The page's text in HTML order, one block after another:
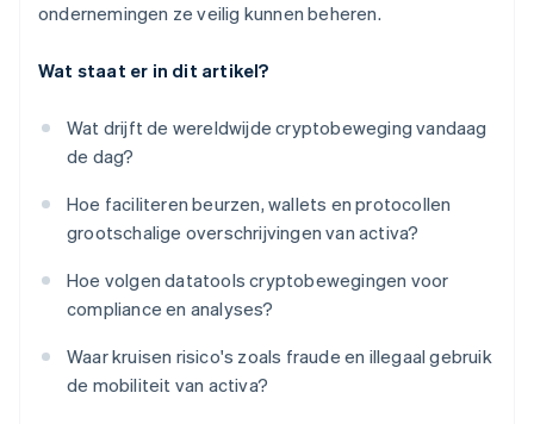
ondernemingen ze veilig kunnen beheren.
Wat staat er in dit artikel?
Wat drijft de wereldwijde cryptobeweging vandaag
de dag?
Hoe faciliteren beurzen, wallets en protocollen
grootschalige overschrijvingen van activa?
Hoe volgen datatools cryptobewegingen voor
compliance en analyses?
Waar kruisen risico's zoals fraude en illegaal gebruik
de mobiliteit van activa?